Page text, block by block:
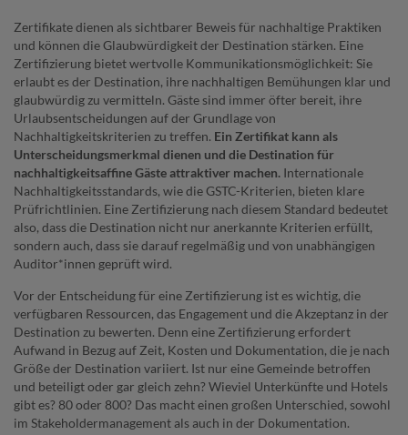
Zertifikate dienen als sichtbarer Beweis für nachhaltige Praktiken
und können die Glaubwürdigkeit der Destination stärken. Eine
Zertifizierung bietet wertvolle Kommunikationsmöglichkeit: Sie
erlaubt es der Destination, ihre nachhaltigen Bemühungen klar und
glaubwürdig zu vermitteln. Gäste sind immer öfter bereit, ihre
Urlaubsentscheidungen auf der Grundlage von
Nachhaltigkeitskriterien zu treffen. Ein Zertifikat kann als
Unterscheidungsmerkmal dienen und die Destination für
nachhaltigkeitsaffine Gäste attraktiver machen. Internationale
Nachhaltigkeitsstandards, wie die GSTC-Kriterien, bieten klare
Prüfrichtlinien. Eine Zertifizierung nach diesem Standard bedeutet
also, dass die Destination nicht nur anerkannte Kriterien erfüllt,
sondern auch, dass sie darauf regelmäßig und von unabhängigen
Auditor*innen geprüft wird.
Vor der Entscheidung für eine Zertifizierung ist es wichtig, die
verfügbaren Ressourcen, das Engagement und die Akzeptanz in der
Destination zu bewerten. Denn eine Zertifizierung erfordert
Aufwand in Bezug auf Zeit, Kosten und Dokumentation, die je nach
Größe der Destination variiert. Ist nur eine Gemeinde betroffen
und beteiligt oder gar gleich zehn? Wieviel Unterkünfte und Hotels
gibt es? 80 oder 800? Das macht einen großen Unterschied, sowohl
im Stakeholdermanagement als auch in der Dokumentation.